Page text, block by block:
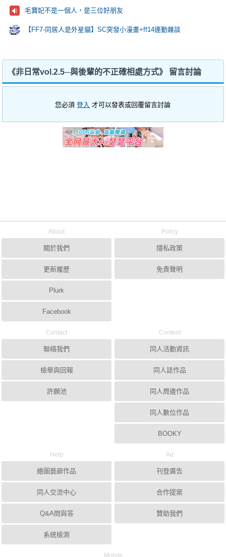
毛寶妃不是一個人，是三位好朋友
【FF7-同居人是外星貓】SC突發小漫畫+ff14連動雜談
《非日常vol.2.5─與後輩的不正確相處方式》 留言討論
您必須登入 才可以發表或回覆留言討論
About
關於我們
更新履歷
Plurk
Facebook
Policy
隱私政策
免責聲明
Contact
聯絡我們
檢舉與回報
許願池
Content
同人活動資訊
同人誌作品
同人周邊作品
同人數位作品
BOOKY
Help
繪圖藝廊作品
同人交流中心
Q&A問與答
系統檢測
Ad
刊登廣告
合作提案
贊助我們
Mobile